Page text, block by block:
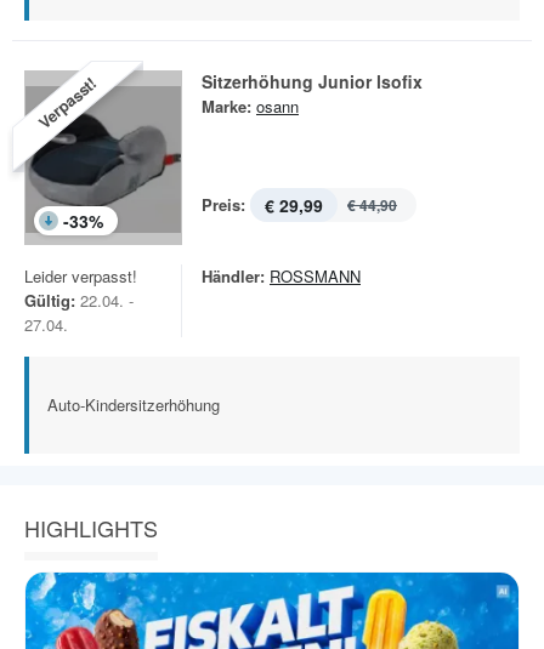
Verpasst!
-33%
Sitzerhöhung Junior lsofix
Marke: osann
Preis: € 29,99 € 44,90
Leider verpasst!
Gültig: 22.04. -
27.04.
Händler: ROSSMANN
Auto-Kindersitzerhöhung
HIGHLIGHTS